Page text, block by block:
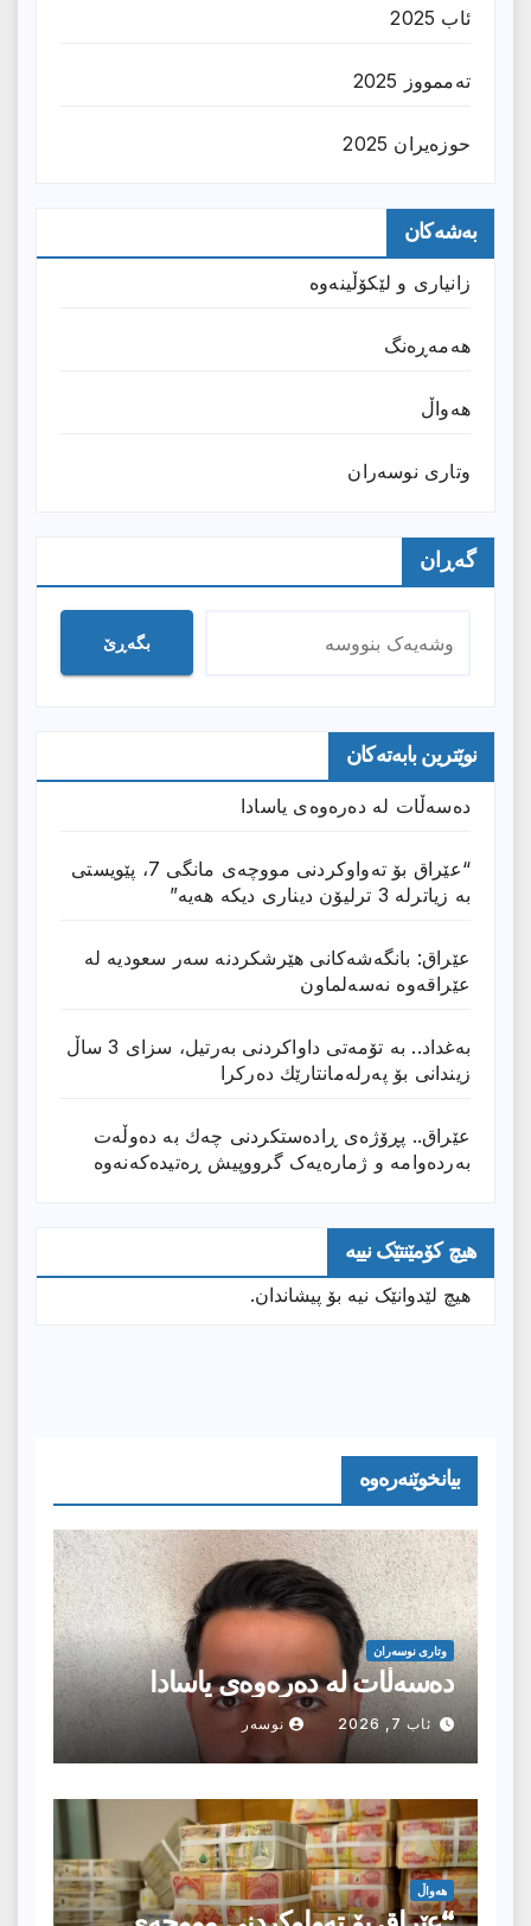
ئاب 2025
تەممووز 2025
حوزه‌یران 2025
بەشەکان
زانیارى و لێکۆڵینەوە
هەمەڕەنگ
هەواڵ
وتارى نوسەران
گەڕان
بگەڕێ
نوێترین بابەتەکان
دەسەڵات لە دەرەوەی یاسادا
“عێراق بۆ تەواوکردنی مووچەی مانگى 7، پێویستی
بە زیاترلە 3 ترلیۆن دیناری دیکە هەیە”
عێراق: بانگەشەكانی هێرشكردنە سەر سعودیە لە
عێراقەوە نەسەلماون
بەغداد.. بە تۆمەتی داواكردنی بەرتیل، سزای 3 ساڵ
زیندانی بۆ پەرلەمانتارێك دەركرا
عێراق.. پڕۆژەی ڕادەستكردنی چەك بە دەوڵەت
بەردەوامە و ژمارەیەک گرووپیش ڕەتیدەکەنەوە
هیچ کۆمێنتێک نییە
هیچ لێدوانێک نیە بۆ پیشاندان.
بیانخوێنەرەوە
وتارى نوسەران
دەسەڵات لە دەرەوەی یاسادا
ئاب 7, 2026 نوسەر
هەواڵ